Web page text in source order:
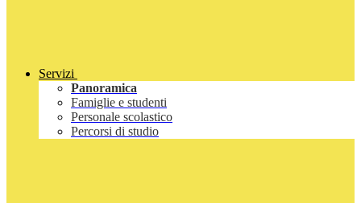
Servizi
Panoramica
Famiglie e studenti
Personale scolastico
Percorsi di studio